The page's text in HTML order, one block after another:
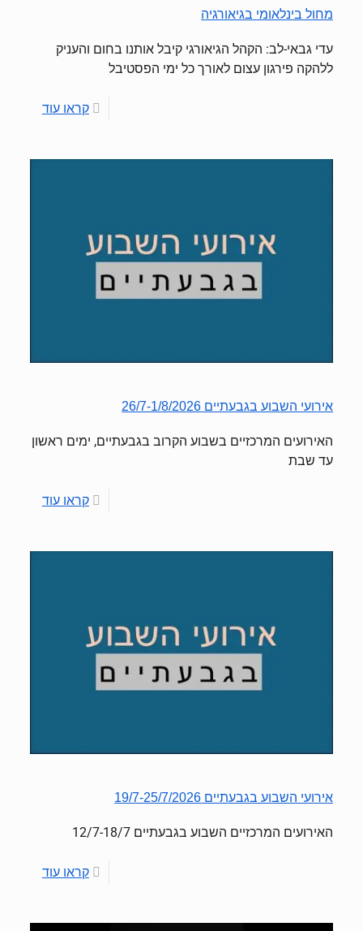
מחול בינלאומי בגיאורגיה
עדי גבאי-לב: הקהל הגיאורגי קיבל אותנו בחום והעניק
ללהקה פירגון עצום לאורך כל ימי הפסטיבל
קראו עוד
אירועי השבוע בגבעתיים 26/7-1/8/2026
האירועים המרכזיים בשבוע הקרוב בגבעתיים, ימים ראשון
עד שבת
קראו עוד
אירועי השבוע בגבעתיים 19/7-25/7/2026
האירועים המרכזיים השבוע בגבעתיים 12/7-18/7
קראו עוד